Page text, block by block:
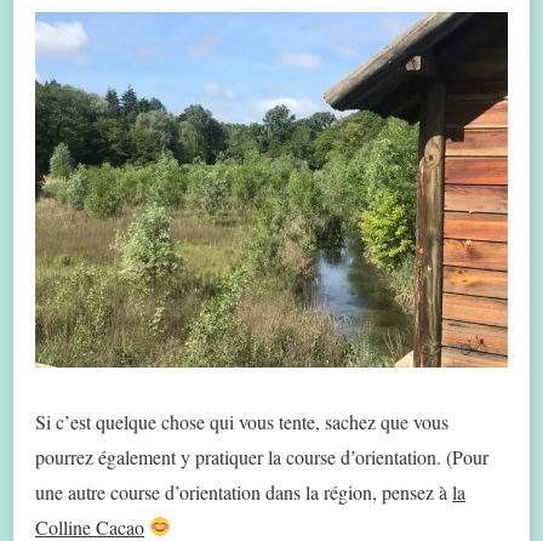
Si c’est quelque chose qui vous tente, sachez que vous
pourrez également y pratiquer la course d’orientation. (Pour
une autre course d’orientation dans la région, pensez à la
Colline Cacao